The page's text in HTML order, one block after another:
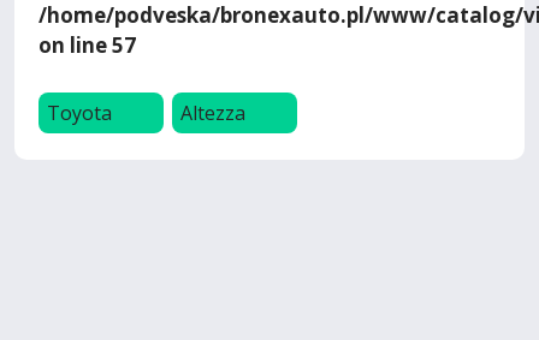
/home/podveska/bronexauto.pl/www/catalog/
on line57
Toyota Altezza